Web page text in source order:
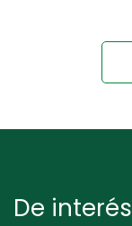
De interés